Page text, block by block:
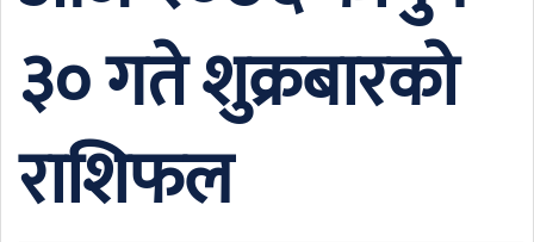
३० गते शुक्रबारको
राशिफल